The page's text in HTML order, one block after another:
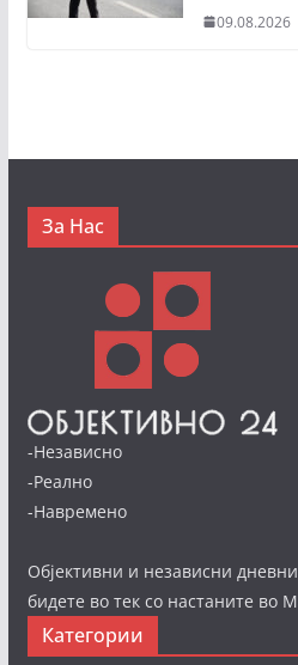
09.08.2026
За Нас
-Независно
-Реално
-Навремено
Објективни и независни
бидете во тек со настаните во
Категории